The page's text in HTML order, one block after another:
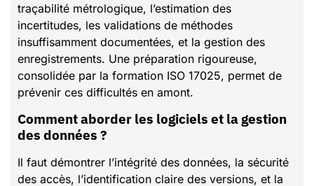
traçabilité métrologique, l’estimation des
incertitudes, les validations de méthodes
insuffisamment documentées, et la gestion des
enregistrements. Une préparation rigoureuse,
consolidée par la formation ISO 17025, permet de
prévenir ces difficultés en amont.
Comment aborder les logiciels et la gestion
des données ?
Il faut démontrer l’intégrité des données, la sécurité
des accès, l’identification claire des versions, et la